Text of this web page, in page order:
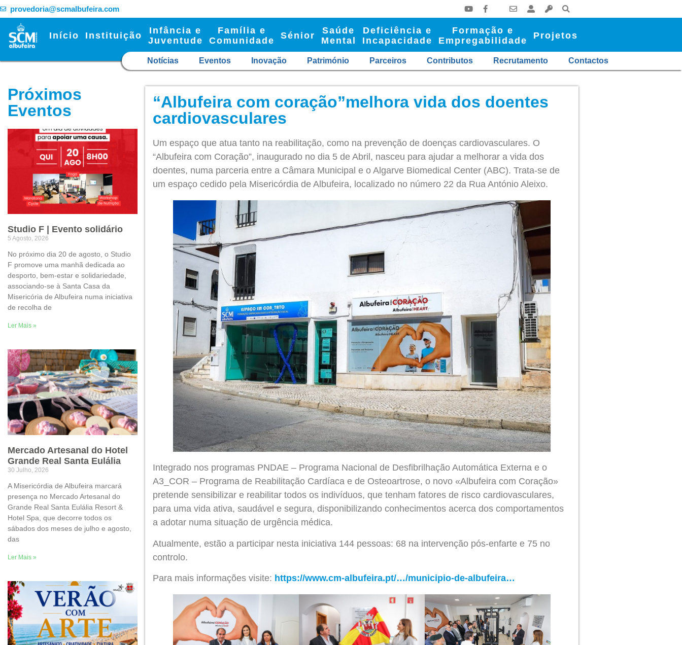
provedoria@scmalbufeira.com
Início Instituição
Infância e
Juventude
Família e
Comunidade
Sénior
Saúde
Mental
Deficiência e
Incapacidade
Formação e
Empregabilidade
Projetos
Notícias Eventos Inovação Património Parceiros Contributos Recrutamento Contactos
Próximos
Eventos
Studio F | Evento solidário
5 Agosto, 2026
No próximo dia 20 de agosto, o Studio
F promove uma manhã dedicada ao
desporto, bem-estar e solidariedade,
associando-se à Santa Casa da
Misericória de Albufeira numa iniciativa
de recolha de
Ler Mais »
Mercado Artesanal do Hotel
Grande Real Santa Eulália
30 Julho, 2026
A Misericórdia de Albufeira marcará
presença no Mercado Artesanal do
Grande Real Santa Eulália Resort &
Hotel Spa, que decorre todos os
sábados dos meses de julho e agosto,
das
Ler Mais »
“Albufeira com coração”melhora vida dos doentes
cardiovasculares
Um espaço que atua tanto na reabilitação, como na prevenção de doenças cardiovasculares. O
“Albufeira com Coração”, inaugurado no dia 5 de Abril, nasceu para ajudar a melhorar a vida dos
doentes, numa parceria entre a Câmara Municipal e o Algarve Biomedical Center (ABC). Trata-se de
um espaço cedido pela Misericórdia de Albufeira, localizado no número 22 da Rua António Aleixo.
Integrado nos programas PNDAE – Programa Nacional de Desfibrilhação Automática Externa e o
A3_COR – Programa de Reabilitação Cardíaca e de Osteoartrose, o novo «Albufeira com Coração»
pretende sensibilizar e reabilitar todos os indivíduos, que tenham fatores de risco cardiovasculares,
para uma vida ativa, saudável e segura, disponibilizando conhecimentos acerca dos comportamentos
a adotar numa situação de urgência médica.
Atualmente, estão a participar nesta iniciativa 144 pessoas: 68 na intervenção pós-enfarte e 75 no
controlo.
Para mais informações visite: https://www.cm-albufeira.pt/…/municipio-de-albufeira…